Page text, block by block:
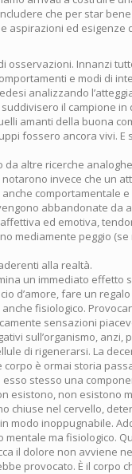
che per star
aspirazioni ed esigenze
osservazioni. Innanzi
e modi di
analizzando
il campione
amanti della buona
fossero ancora vivi. E
altre ricerche
invece che un
comportamentale
abbandonate da
ed emotiva,
mediamente peggio
alla realtà.
un immediato effetto
d’amore, fare un
fisiologico.
sensazioni
sull’organismo, anzi,
di rigenerarsi. La
è ormai storia
stesso una
esistono, non esistono
chiuse nel cervello,
modo inoppugnabile.
ma fisiologico.
il dolore non avviene
provocato. È il corpo